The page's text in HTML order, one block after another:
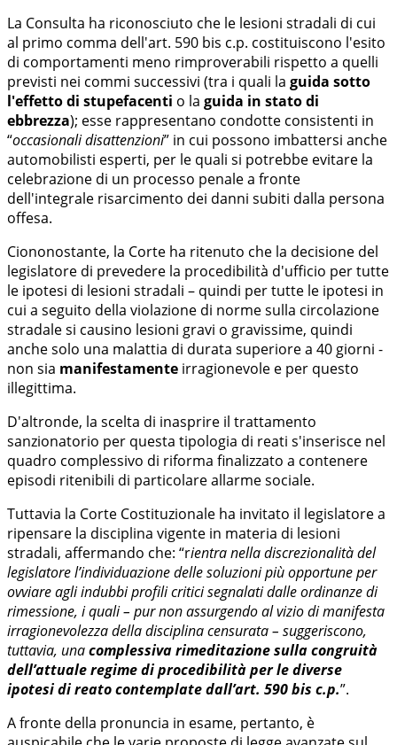
La Consulta ha riconosciuto che le lesioni stradali di cui
al primo comma dell'art. 590 bis c.p. costituiscono l'esito
di comportamenti meno rimproverabili rispetto a quelli
previsti nei commi successivi (tra i quali la guida sotto
l'effetto di stupefacenti o la guida in stato di
ebbrezza); esse rappresentano condotte consistenti in
“occasionali disattenzioni” in cui possono imbattersi anche
automobilisti esperti, per le quali si potrebbe evitare la
celebrazione di un processo penale a fronte
dell'integrale risarcimento dei danni subiti dalla persona
offesa.
Ciononostante, la Corte ha ritenuto che la decisione del
legislatore di prevedere la procedibilità d'ufficio per tutte
le ipotesi di lesioni stradali – quindi per tutte le ipotesi in
cui a seguito della violazione di norme sulla circolazione
stradale si causino lesioni gravi o gravissime, quindi
anche solo una malattia di durata superiore a 40 giorni -
non sia manifestamente irragionevole e per questo
illegittima.
D'altronde, la scelta di inasprire il trattamento
sanzionatorio per questa tipologia di reati s'inserisce nel
quadro complessivo di riforma finalizzato a contenere
episodi ritenibili di particolare allarme sociale.
Tuttavia la Corte Costituzionale ha invitato il legislatore a
ripensare la disciplina vigente in materia di lesioni
stradali, affermando che: “rientra nella discrezionalità del
legislatore l’individuazione delle soluzioni più opportune per
ovviare agli indubbi profili critici segnalati dalle ordinanze di
rimessione, i quali – pur non assurgendo al vizio di manifesta
irragionevolezza della disciplina censurata – suggeriscono,
tuttavia, unacomplessiva rimeditazione sulla congruità
dell’attuale regime di procedibilità per le diverse
ipotesi di reato contemplate dall’art. 590 bis c.p.”.
A fronte della pronuncia in esame, pertanto, è